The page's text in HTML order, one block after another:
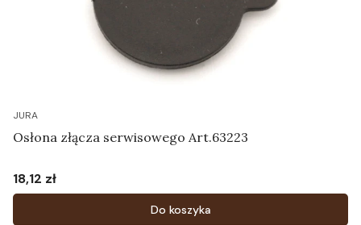
JURA
Osłona złącza serwisowego Art.63223
Cena
18,12 zł
Do koszyka